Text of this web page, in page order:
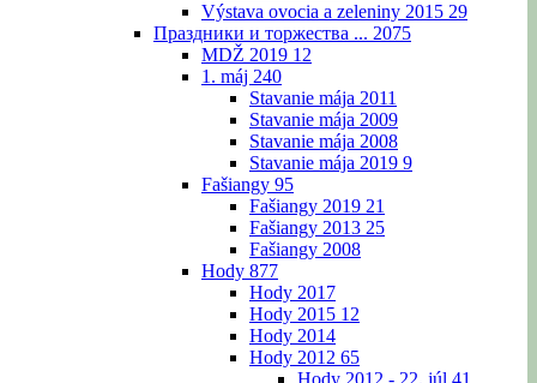
Výstava ovocia a zeleniny 2015 29
Праздники и торжества ... 2075
MDŽ 2019 12
1. máj 240
Stavanie mája 2011
Stavanie mája 2009
Stavanie mája 2008
Stavanie mája 2019 9
Fašiangy 95
Fašiangy 2019 21
Fašiangy 2013 25
Fašiangy 2008
Hody 877
Hody 2017
Hody 2015 12
Hody 2014
Hody 2012 65
Hody 2012 - 22. júl 41